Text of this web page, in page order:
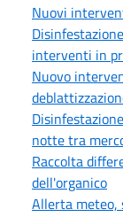
Nuovi
interventi in
Nuovo
notte tra
Raccolta
dell'organico
Allerta